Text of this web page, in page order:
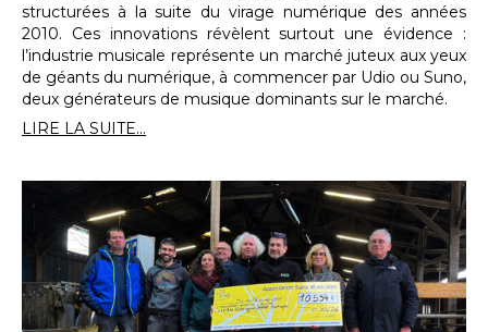
structurées à la suite du virage numérique des années
2010. Ces innovations révèlent surtout une évidence :
l’industrie musicale représente un marché juteux aux yeux
de géants du numérique, à commencer par Udio ou Suno,
deux générateurs de musique dominants sur le marché.
LIRE LA SUITE...